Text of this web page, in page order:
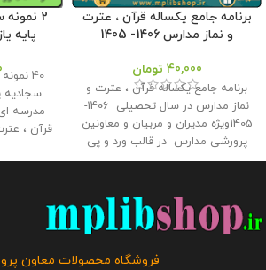
برنامه جامع یکساله قرآن ، عترت
و نماز مدارس 1406- 1405
40,000 تومان
برنامه جامع یکساله قرآن ، عترت و
نماز مدارس در سال تحصیلی 1406-
1405ویژه مدیران و مربیان و معاونین
پرورشی مدارس در قالب ورد و پی
دی اف با قابلیت ویرایش در
توسطه فروشگاه معاون پرورشی
طراحی گردید . حجم فايل : 9 مگابايت
کلیه حقوق این برنامه متعلق به
فروش و انتشار این برنامه توسط
2
پایه یازدهم
40
سجادیه
مدرسه
با
: 5 مگابایت
فروشگاه محصولات معاون